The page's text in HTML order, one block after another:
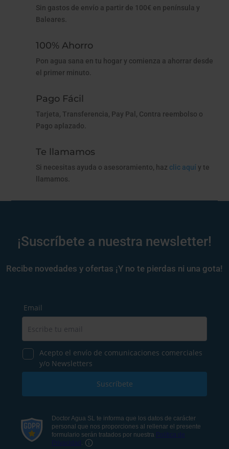
Sin gastos de envío a partir de 100€ en península y
Baleares.
100% Ahorro
Pon agua sana en tu hogar y comienza a ahorrar desde
el primer minuto.
Pago Fácil
Tarjeta, Transferencia, Pay Pal, Contra reembolso o
Pago aplazado.
Te llamamos
Si necesitas ayuda o asesoramiento, haz clic aquíy te
llamamos.
¡Suscríbete a nuestra newsletter!
Recibe novedades y ofertas ¡Y no te pierdas ni una gota!